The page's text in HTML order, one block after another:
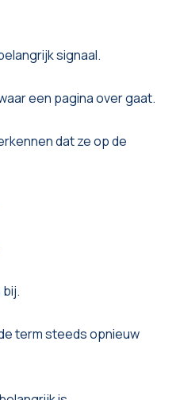
signaal.
een pagina over gaat.
dat ze op de
term steeds opnieuw